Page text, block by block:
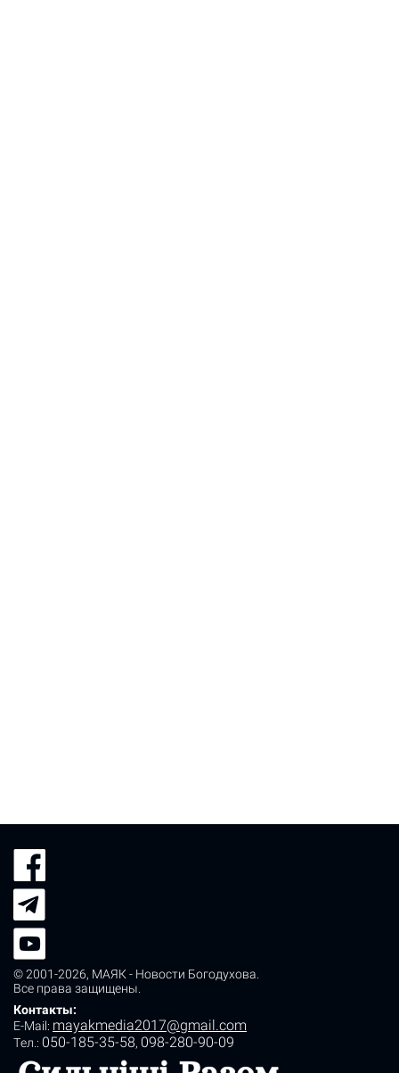
© 2001-2026, МАЯК - Новости Богодухова
Все права защищены.
Контакты:
E-Mail: mayakmedia2017@gmail.com
Tел.: 050-185-35-58, 098-280-90-09